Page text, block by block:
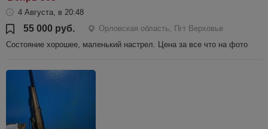
4 Августа, в 20:48
55 000 руб.
Орловская область, Пгт Верховье
Состояние хорошее, маленький настрел. Цена за все что на фото